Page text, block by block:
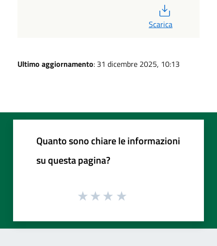
Scarica
Ultimo aggiornamento: 31 dicembre 2025, 10:13
Quanto sono chiare le informazioni
su questa pagina?